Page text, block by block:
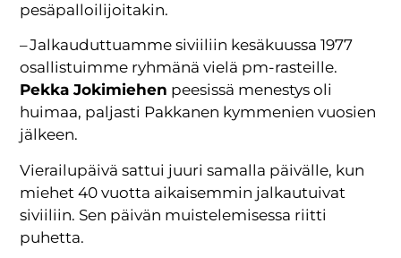
pesäpalloilijoitakin.
– Jalkauduttuamme siviiliin kesäkuussa 1977
osallistuimme ryhmänä vielä pm-rasteille.
Pekka Jokimiehen peesissä menestys oli
huimaa, paljasti Pakkanen kymmenien vuosien
jälkeen.
Vierailupäivä sattui juuri samalla päivälle, kun
miehet 40 vuotta aikaisemmin jalkautuivat
siviiliin. Sen päivän muistelemisessa riitti
puhetta.